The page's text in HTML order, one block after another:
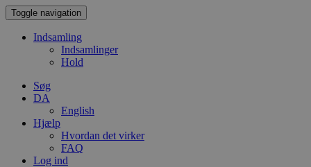
Toggle navigation
Indsamling
Indsamlinger
Hold
Søg
DA
English
Hjælp
Hvordan det virker
FAQ
Log ind